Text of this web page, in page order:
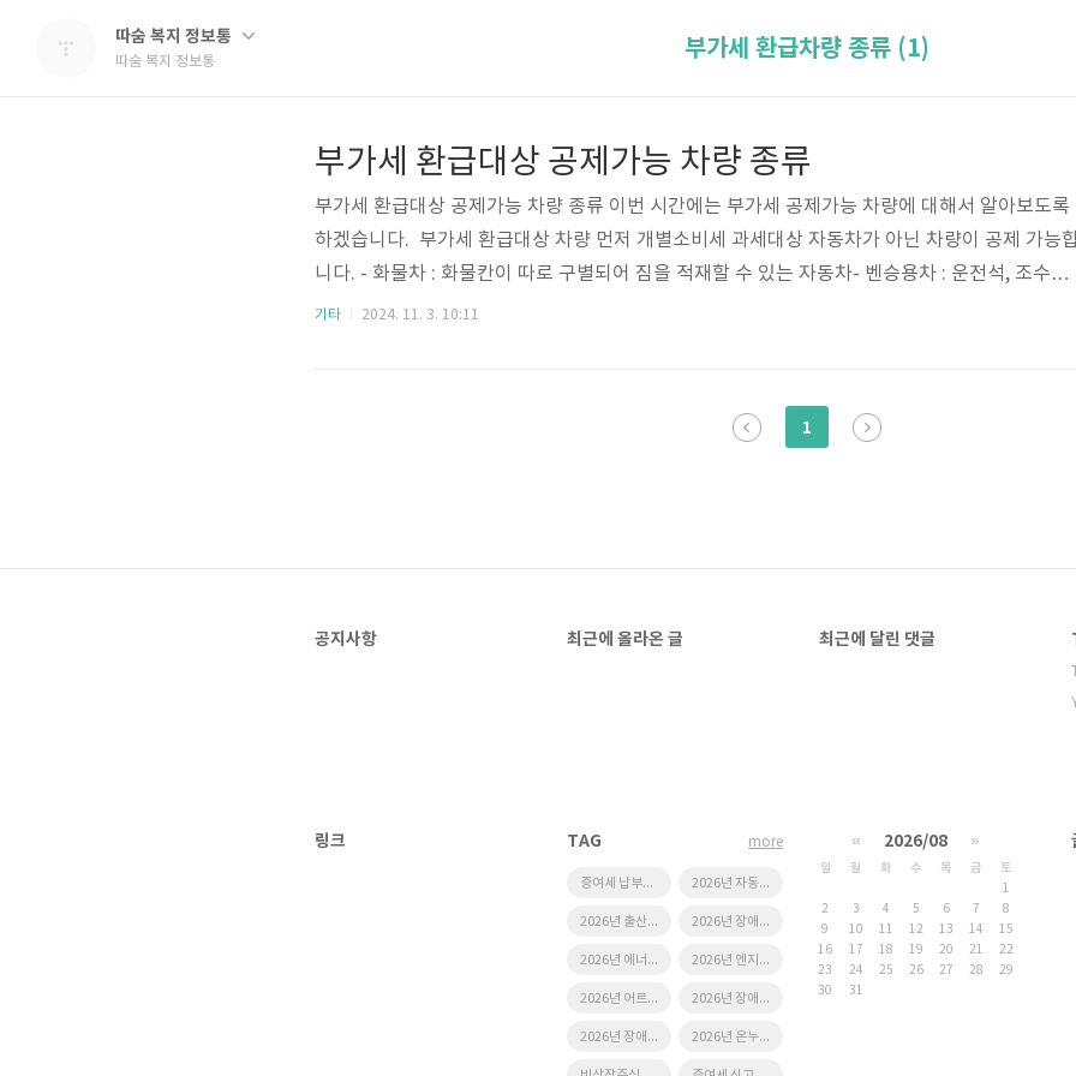
따숨 복지 정보통
따숨 복지 정보통 부가세 환급차량 종류 (1)
부가세 환급대상 공제가능 차량 종류
부가세 환급대상 공제가능 차량 종류 이번 시간에는 부가세 공제가능 차량에 대해서 알아보도록
하겠습니다. 부가세 환급대상 차량 먼저 개별소비세 과세대상 자동차가 아닌 차량이 공제 가능
니다. - 화물차 : 화물칸이 따로 구별되어 짐을 적재할 수 있는 자동차- 벤승용차 : 운전석, 조수석
말고 좌석이 없는 자동차로 뒷부분에 물건을 적재할 수 있는 공간이 있음- 경차 : 1000cc 이하 자
차량 종류 그리고 영업용으로 사용하는 차량이 공제 가능합니다. 운수업, 자동차판매업, 자동차임
기타 2024. 11. 3. 10:11
1
공지사항 최근에 올라온 글 최근에 달린 댓글
링크 TAG
증여세 납부기한 2026년 자동차세 연납 할인
2026년 출산 지원금 혜택 2026년 장애인연금 인상
2026년 에너지바우처 2026년 엔지니어링 기술자 노임단가
2026년 어르신 스포츠 상품권 2026년 장애수당 인상
2026년 장애인 복지 혜택 2026년 온누리상품권
more « 2026/08 »
일 월 화 수 목 금
토
1
2
3 4 5 6 7
8
9
10 11 12 13 14
15
16
17 18 19 20 21
22
23
24 25 26 27 28
29
30
31